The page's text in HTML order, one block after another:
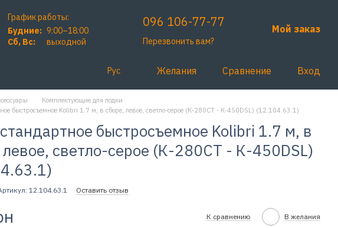
График работы:
Будние: 9:00–18:00
Сб, Вc:
выходной
096 106-77-77
Перезвонить вам?
Мой заказ
Рус Желания Сравнение Вход
Комплектующие для лодки
быстросъемное Kolibri 1.7 м, в сборе, левое, светло-серое (К-280CT - К-450DSL) (12.104.63.1)
быстросъемное Kolibri 1.7 м, в
левое, светло-серое (К-280CT - К-450DSL)
12.104.63.1 Оставить отзыв
К сравнению В желания